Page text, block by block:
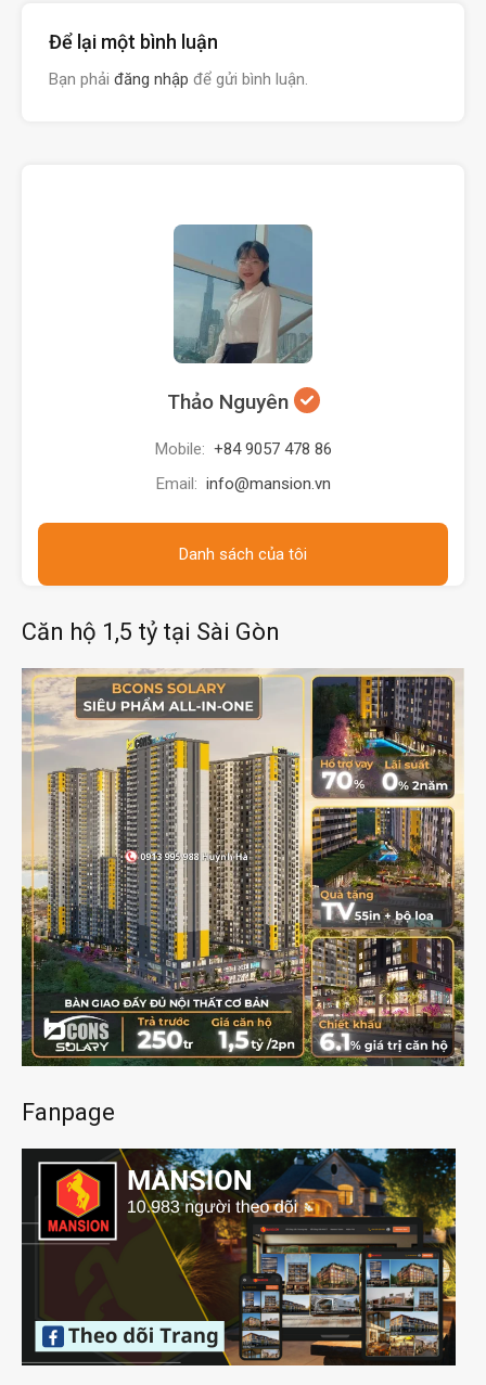
Để lại một bình luận
Bạn phải đăng nhập để gửi bình luận.
Thảo Nguyên
Mobile: +84 9057 478 86
Email: info@mansion.vn
Danh sách của tôi
Căn hộ 1,5 tỷ tại Sài Gòn
Fanpage